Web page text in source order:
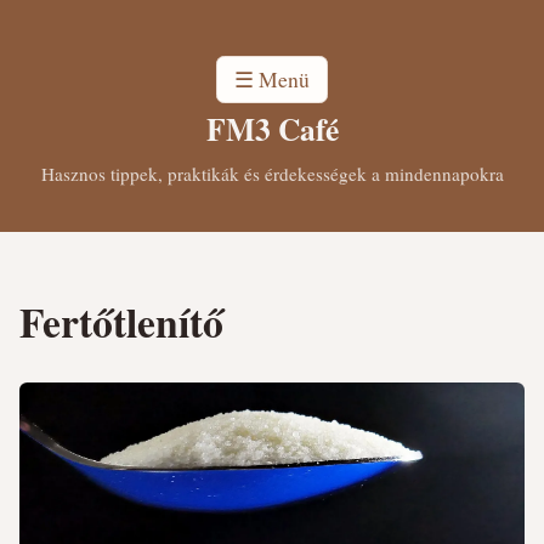
☰ Menü
FM3 Café
Hasznos tippek, praktikák és érdekességek a mindennapokra
Fertőtlenítő